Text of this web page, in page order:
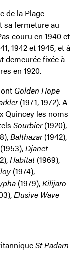
de la Plage
sa fermeture au
couru en 1940 et
1942 et 1945, et à
demeurée fixée à
en 1920.
Golden Hope
(1971, 1972). A
Quincey les noms
Sourbier(1920),
Balthazar(1942),
(1953),Djanet
Habitat(1969),
(1974),
(1979),Kilijaro
Elusive Wave
St Padarn